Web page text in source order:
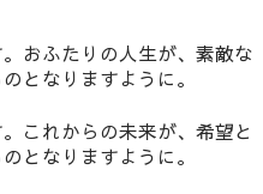
おふたりの人生が、素敵な
となりますように。
これからの未来が、希望と
となりますように。